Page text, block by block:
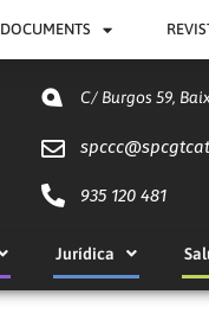
DOCUMENTS
C/ Burgos 59,
spccc@
935 120 481
Jurídica